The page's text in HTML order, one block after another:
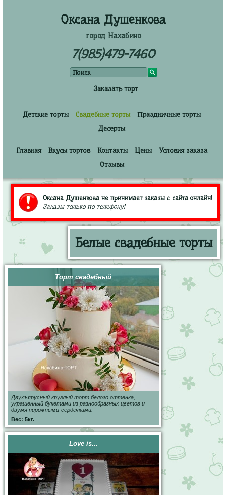
Оксана Душенкова
город Нахабино
7(985)479-7460
Заказать торт
Детские торты Свадебные торты
Праздничные торты
Десерты
Главная Вкусы тортов Контакты Цены
Условия заказа
Отзывы
Оксана Душенкова не принимает заказы с сайта онлайн!
Заказы только по телефону!
Белые свадебные торты
Торт свадебный
Двухъярусный круглый торт белого оттенка,
украшенный букетами из разнообразных цветов и
двумя пирожными-сердечками.
Вес: 5кг.
Love is...